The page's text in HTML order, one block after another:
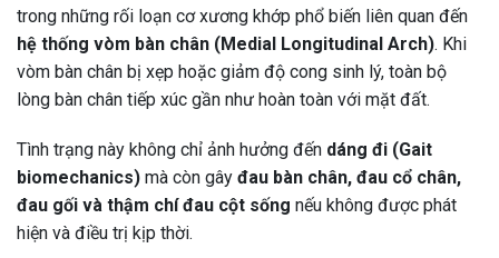
trong những rối loạn cơ xương khớp phổ biến liên quan đến
hệ thống vòm bàn chân (Medial Longitudinal Arch). Khi
vòm bàn chân bị xẹp hoặc giảm độ cong sinh lý, toàn bộ
lòng bàn chân tiếp xúc gần như hoàn toàn với mặt đất.
Tình trạng này không chỉ ảnh hưởng đến dáng đi (Gait
biomechanics) mà còn gây đau bàn chân, đau cổ chân,
đau gối và thậm chí đau cột sống nếu không được phát
hiện và điều trị kịp thời.